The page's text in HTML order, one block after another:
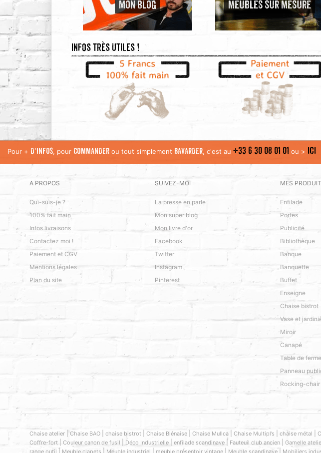
MON BLOG MEUBLES SUR MESURE
Infos très utiles !
Pour + D'INFOS, pour COMMANDER ou tout simplement BAVARDER, c'est au +33 6 30 08 01 01 ou > ICI
A PROPOS
Qui-suis-je ?
100% fait main
Infos livraisons
Contactez moi !
Paiement et CGV
Mentions légales
Plan du site
SUIVEZ-MOI
La presse en parle
Mon super blog
Mon livre d'or
Facebook
Twitter
Instagram
Pinterest
MES
Enfilade
Portes
Publicité
Bibliothèque
Banque
Banquette
Buffet
Enseigne
Chaise bistrot
Vase et
Miroir
Canapé
Table de ferme
Panneau
Rocking-chair
Chaise atelier |Chaise BAO chaise bistrot Chaise Biénaise Chaise Mullca Chaise Multipl’s chaise métal
Coffre-fort Couleur canon de fusil Déco Industrielle enfilade scandinave | Fauteuil club ancien Gamelle
range outil
Meuble clapets Meuble industriel meuble présentoir vintage Meuble scandinave| Mobiliers